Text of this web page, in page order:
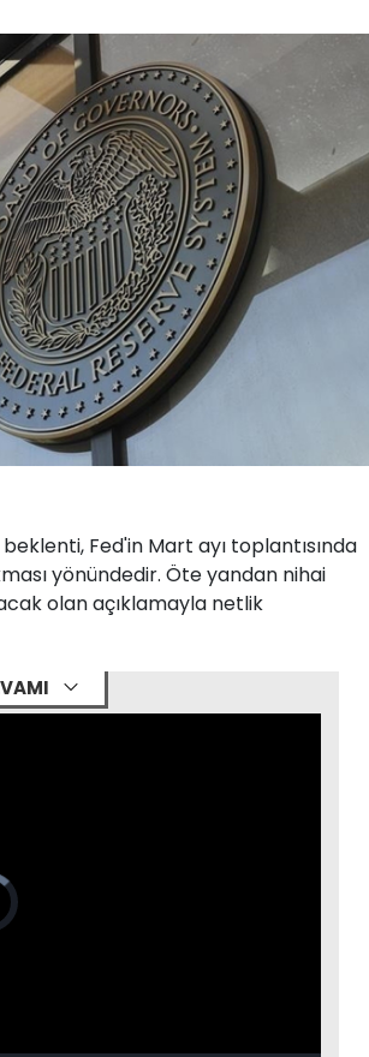
Fed'in Mart ayı toplantısında
yönündedir. Öte yandan nihai
olan açıklamayla netlik